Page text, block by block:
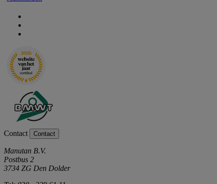
Contact Contact
Manutan B.V.
Postbus 2
3734 ZG Den Dolder